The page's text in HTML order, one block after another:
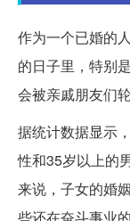
作为一个已婚的
的日子里，特别
会被亲戚朋友们轮
据统计数据显示
性和35岁以上的
来说，子女的婚